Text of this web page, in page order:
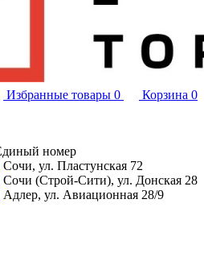
Избранные товары 0 Корзина 0
номер
Сочи, ул. Пластунская 72
Сочи (Строй-Сити), ул. Донская 28
Адлер, ул. Авиационная 28/9